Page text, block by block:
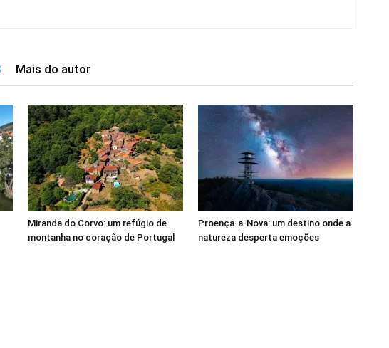
Mais do autor
Miranda do Corvo: um refúgio de
montanha no coração de Portugal
Proença-a-Nova: um destino onde a
natureza desperta emoções